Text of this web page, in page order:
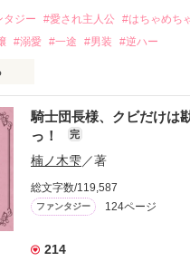
まる初夜騒動に危険ばかりの血
んで！」
、結婚生活は最高……？
公爵と天然怪力令嬢の溺愛バイ
お金はお札にさせてください。
クヨム、アルファポリス掲載中
タジー #愛され主人公 #はちゃめち
#溺愛 #一途 #男装 #逆ハー
コメ×ハッピーファンタジー／
ぉおお〜い！！！！」
侯爵令嬢の先にいたのは
公爵様の頭上でした
騎士団長様、クビだけは
っ！
完
楠ノ木雫／著
総文字数/119,587
ファンタジー 124ページ
214